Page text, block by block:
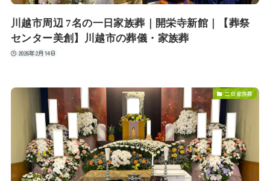
川越市周辺 7名の一日家族葬｜開栄寺新館｜【葬祭
センター美創】川越市の葬儀・家族葬
2026年2月14日
二日家族葬